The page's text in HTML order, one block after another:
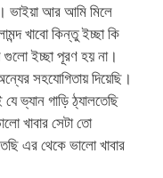
ভাইয়া আর আমি মিলে
খাবো কিন্তু ইচ্ছা কি
ইচ্ছা পূরণ হয় না।
সহযোগিতায় দিয়েছি।
ভ্যান গাড়ি ঠ্যালতেছি
খাবার সেটা তো
এর থেকে ভালো খাবার